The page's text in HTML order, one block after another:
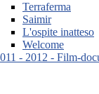
Terraferma
Saimir
L'ospite inatteso
Welcome
- 2012 - Film-